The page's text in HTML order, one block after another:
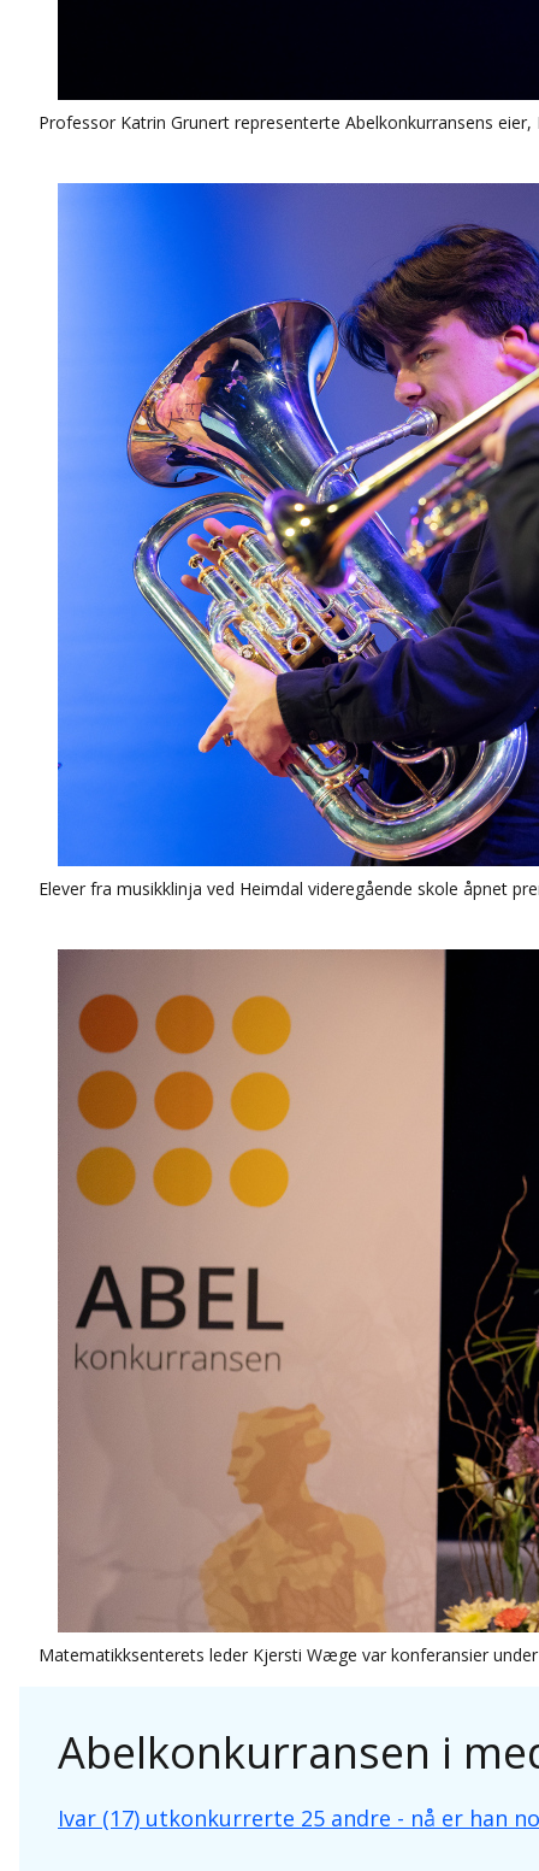
Professor Katrin Grunert representerte Abelkonkurransens
Elever fra musikklinja ved Heimdal videregående skole åpnet
Matematikksenterets leder Kjersti Wæge var konferansier
Abelkonkurransen i
Ivar (17) utkonkurrerte 25 andre - nå er han